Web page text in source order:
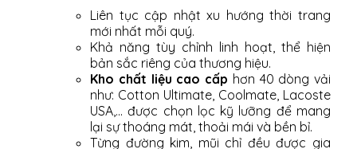
Liên tục cập nhật xu hướng thời trang
mới nhất mỗi quý.
Khả năng tùy chỉnh linh hoạt, thể hiện
bản sắc riêng của thương hiệu.
Kho chất liệu cao cấp hơn 40 dòng vải
như: Cotton Ultimate, Coolmate, Lacoste
USA,... được chọn lọc kỹ lưỡng để mang
lại sự thoáng mát, thoải mái và bền bỉ.
Từng đường kim, mũi chỉ đều được gia